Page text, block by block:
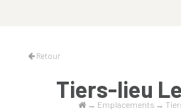
Retour
Tiers-lieu
→ Emplacements→